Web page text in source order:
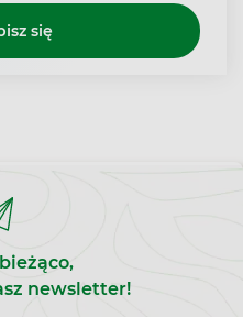
się
newsletter!